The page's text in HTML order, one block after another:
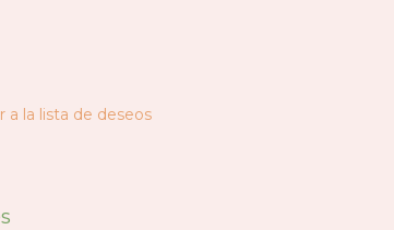
a la lista de deseos